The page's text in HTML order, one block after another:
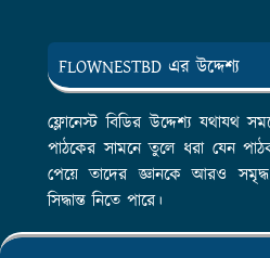
FLOWNESTBD এর উদ্দেশ্য
ফ্লোনেস্ট বিডির উদ্দেশ্য যথাযথ
পাঠকের সামনে তুলে ধরা যেন
পেয়ে তাদের জ্ঞানকে আরও
সিদ্ধান্ত নিতে পারে।